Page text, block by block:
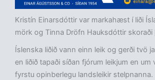
Kristín Einarsdóttir var markahæst í liði
mörk og Tinna Dröfn Hauksdóttir skoraði
Íslenska liðið vann einn leik og gerði tvö
en liðið tapaði síðan fjórum leikjum en um
fyrstu opinberlegu landsleikir stelpnanna.